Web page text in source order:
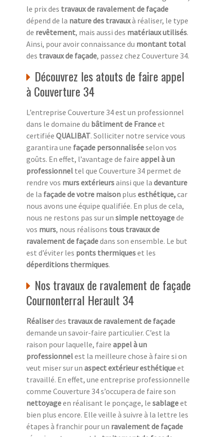
le prix des travaux de ravalement de façade
dépend de la nature des travauxà réaliser, le type
de revêtement, mais aussi des matériaux utilisés.
Ainsi, pour avoir connaissance du montant total
des travaux de façade, passez chez Couverture 34.
Découvrez les atouts de faire appel
à Couverture 34
L’entreprise Couverture 34 est un professionnel
dans le domaine du bâtiment de Franceet
certifiée QUALIBAT. Solliciter notre service vous
garantira une façade personnaliséeselon vos
goûts. En effet, l’avantage de faire appel à un
professionnel tel que Couverture 34 permet de
rendre vos murs extérieursainsi que la devanture
de la façade de votre maison plus esthétique,car
nous avons une équipe qualifiée. En plus de cela,
nous ne restons pas sur un simple nettoyagede
vos murs, nous réalisons tous travaux de
ravalement de façadedans son ensemble. Le but
est d’éviter les ponts thermiqueset les
déperditions thermiques.
Nos travaux de ravalement de façade
Cournonterral Herault 34
Réaliserdes travaux de ravalement de façade
demande un savoir-faire particulier. C’est la
raison pour laquelle, faire appel à un
professionnelest la meilleure chose à faire si on
veut miser sur un aspect extérieur esthétiqueet
travaillé. En effet, une entreprise professionnelle
comme Couverture 34 s’occupera de faire son
nettoyageen réalisant le ponçage, le sablageet
bien plus encore. Elle veille à suivre à la lettre les
étapes à franchir pour un ravalement de façade